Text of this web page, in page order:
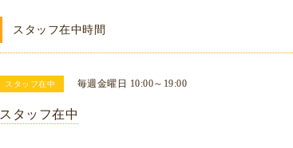
スタッフ在中時間
スタッフ在中 毎週金曜日 10:00～19:00
スタッフ在中